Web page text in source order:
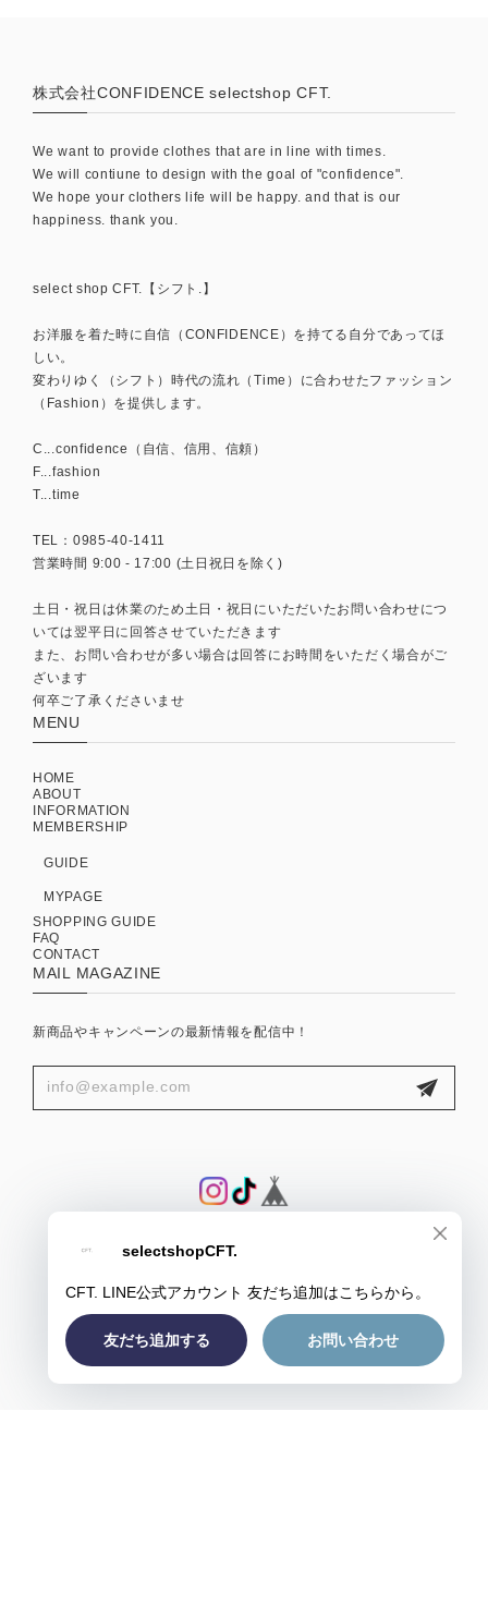
株式会社CONFIDENCE selectshop CFT.
We want to provide clothes that are in line with times.
We will contiune to design with the goal of "confidence".
We hope your clothers life will be happy. and that is our
happiness. thank you.
select shop CFT.【シフト.】
お洋服を着た時に自信（CONFIDENCE）を持てる自分であってほ
しい。
変わりゆく（シフト）時代の流れ（Time）に合わせたファッション
（Fashion）を提供します。
C...confidence（自信、信用、信頼）
F...fashion
T...time
TEL：0985-40-1411
営業時間 9:00 - 17:00 (土日祝日を除く)
土日・祝日は休業のため土日・祝日にいただいたお問い合わせにつ
いては翌平日に回答させていただきます
また、お問い合わせが多い場合は回答にお時間をいただく場合がご
ざいます
何卒ご了承くださいませ
MENU
HOME
ABOUT
INFORMATION
MEMBERSHIP
GUIDE
MYPAGE
SHOPPING GUIDE
FAQ
CONTACT
MAIL MAGAZINE
新商品やキャンペーンの最新情報を配信中！